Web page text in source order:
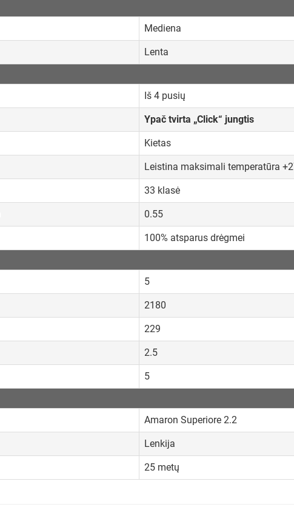
Mediena
Lenta
Iš 4 pusių
Ypač tvirta „Click“ jungtis
Kietas
Leistina maksimali temperatūra
33 klasė
0.55
100% atsparus drėgmei
5
2180
229
2.5
5
Amaron Superiore 2.2
Lenkija
25 metų